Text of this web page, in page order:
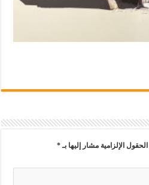
الحقول الإلزامية مشار إليها بـ*